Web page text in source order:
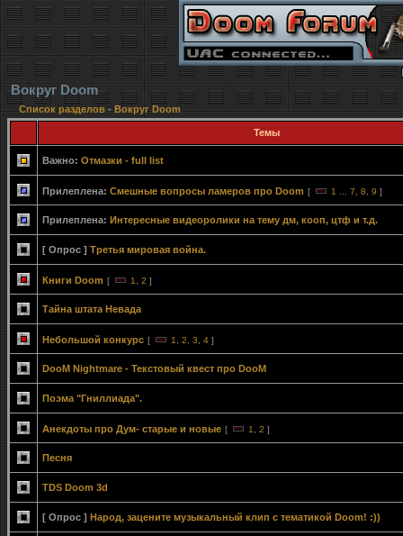
Вокруг Doom
Список разделов - Вокруг Doom
Темы
Важно: Отмазки - full list
Прилеплена: Смешные вопросы ламеров про Doom [ 1 7 8 9 ]
Прилеплена: Интересные видеоролики на тему дм, кооп, цтф и т.д.
[ Опрос ] Третья мировая война.
Книги Doom [ 1 2 ]
Тайна штата Невада
Небольшой конкурс [ 1 2 3 4 ]
DooM Nightmare - Текстовый квест про DooM
Поэма "Гниллиада".
Анекдоты про Дум- старые и новые [ 1 2 ]
Песня
TDS Doom 3d
[ Опрос ] Народ, зацените музыкальный клип с тематикой Doom! :))